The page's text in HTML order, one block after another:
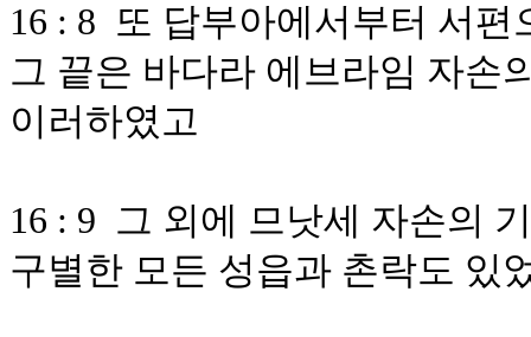
16 : 8 또 답부아에서부터 서
그 끝은 바다라 에브라임 자손
이러하였고
16 : 9 그 외에 므낫세 자손의
구별한 모든 성읍과 촌락도 있